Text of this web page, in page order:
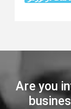
Are you